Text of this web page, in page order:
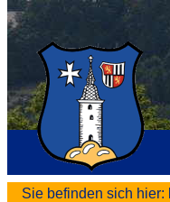
Sie befinden sich hier: